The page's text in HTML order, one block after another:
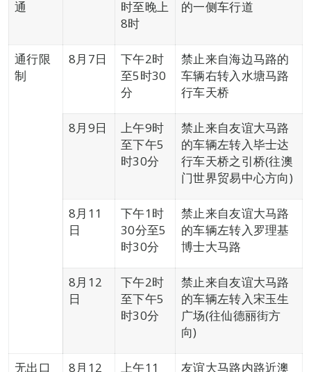
通
时至晚上
8时
的一侧车行道
通行限
制
8月7日
下午2时
至5时30
分
禁止来自海边马路的
车辆右转入水塘马路
行车天桥
8月9日
上午9时
至下午5
时30分
禁止来自友谊大马路
的车辆左转入毕士达
行车天桥之引桥(往澳
门世界贸易中心方向)
8月11
日
下午1时
30分至5
时30分
禁止来自友谊大马路
的车辆左转入罗理基
博士大马路
8月12
日
下午2时
至下午5
时30分
禁止来自友谊大马路
的车辆左转入宋玉生
广场(往仙德丽街方
向)
无出口
8月12
上午11
友谊大马路内路近澳